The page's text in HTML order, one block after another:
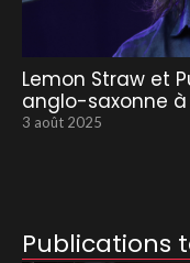
Lemon Straw et
anglo-saxonne à
3 août 2025
Publications